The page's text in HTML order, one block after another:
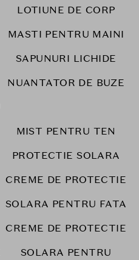
LOTIUNE DE CORP
MASTI PENTRU MAINI
SAPUNURI LICHIDE
NUANTATOR DE BUZE
MIST PENTRU TEN
PROTECTIE SOLARA
CREME DE PROTECTIE
SOLARA PENTRU FATA
CREME DE PROTECTIE
SOLARA PENTRU